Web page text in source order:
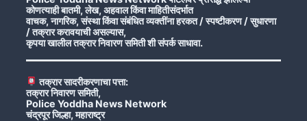
कोणत्याही बातमी, लेख, अहवाल किंवा माहितीसंदर्भात
वाचक, नागरिक, संस्था किंवा संबंधित व्यक्तींना हरकत / स्पष्टीकरण / सुधारणा
/ तक्रार करावयाची असल्यास,
कृपया खालील तक्रार निवारण समिती शी संपर्क साधावा.
तक्रार सादरीकरणाचा पत्ता:
तक्रार निवारण समिती,
Police Yoddha News Network
चंद्रपूर जिल्हा, महाराष्ट्र